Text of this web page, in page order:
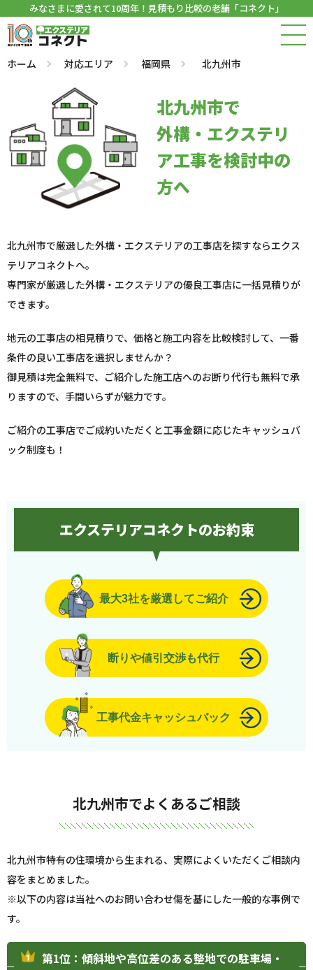
みなさまに愛されて10周年！見積もり比較の老舗「コネクト」
ホーム 対応エリア 福岡県 北九州市
北九州市で
外構・エクステリ
ア工事を検討中の
方へ
北九州市で厳選した外構・エクステリアの工事店を探すならエクス
テリアコネクトへ。
専門家が厳選した外構・エクステリアの優良工事店に一括見積りが
できます。
地元の工事店の相見積りで、価格と施工内容を比較検討して、一番
条件の良い工事店を選択しませんか？
御見積は完全無料で、ご紹介した施工店へのお断り代行も無料で承
りますので、手間いらずが魅力です。
ご紹介の工事店でご成約いただくと工事金額に応じたキャッシュバ
ック制度も！
エクステリアコネクトのお約束
最大3社を厳選してご紹介
断りや値引交渉も代行
工事代金キャッシュバック
北九州市でよくあるご相談
北九州市特有の住環境から生まれる、実際によくいただくご相談内
容をまとめました。
※以下の内容は当社へのお問い合わせ傷を基にした一般的な事例で
す。
第1位：傾斜地や高位差のある整地での駐車場・